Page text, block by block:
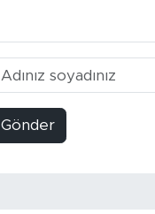
Gönder